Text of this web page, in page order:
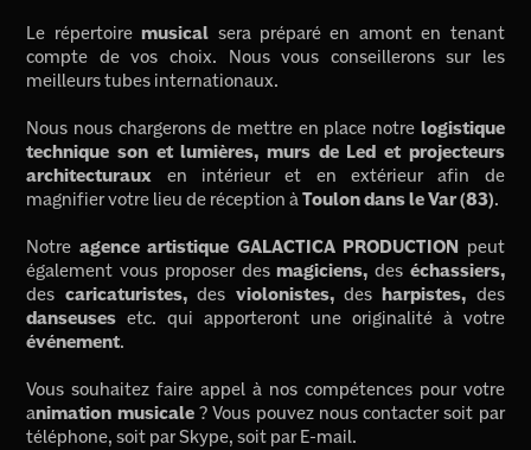
Le répertoiremusical sera préparé en amont en tenant
compte de vos choix. Nous vous conseillerons sur les
meilleurs tubes internationaux.
Nous nous chargerons de mettre en place notre logistique
technique son et lumières, murs de Led et projecteurs
architecturaux en intérieur et en extérieur afin de
magnifier votre lieu de réception àToulon dans le Var (83).
Notre agence artistique GALACTICA PRODUCTION peut
également vous proposer desmagiciens, des échassiers,
des caricaturistes,des violonistes,desharpistes, des
danseuses etc. qui apporteront une originalité à votre
événement.
Vous souhaitez faire appel à nos compétences pour votre
animation musicale? Vous pouvez nous contacter soit par
téléphone, soit par Skype, soit par E-mail.